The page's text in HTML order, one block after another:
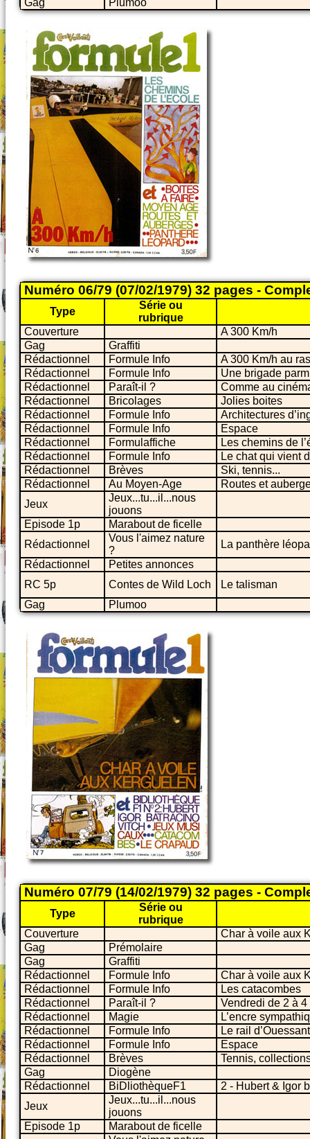
Gag
Plumoo
Numéro 06/79 (07/02/1979) 32 pages -
Type
Série ou
rubrique
Couverture
A 300 Km/h
Gag
Graffiti
Rédactionnel
Formule Info
A 300 Km/h au
Rédactionnel
Formule Info
Une brigade
Rédactionnel
Paraît-il ?
Comme au
Rédactionnel
Bricolages
Jolies boites
Rédactionnel
Formule Info
Architectures
Rédactionnel
Formule Info
Espace
Rédactionnel
Formulaffiche
Les chemins de
Rédactionnel
Formule Info
Le chat qui vient
Rédactionnel
Brèves
Ski, tennis...
Rédactionnel
Au Moyen-Age
Routes et
Jeux
Jeux...tu...il...nous
jouons
Episode 1p
Marabout de ficelle
Rédactionnel
Vous l'aimez nature
?
La panthère
Rédactionnel
Petites annonces
RC 5p
Contes de Wild Loch
Le talisman
Gag
Plumoo
Numéro 07/79 (14/02/1979) 32 pages -
Type
Série ou
rubrique
Couverture
Char à voile aux
Gag
Prémolaire
Gag
Graffiti
Rédactionnel
Formule Info
Char à voile aux
Rédactionnel
Formule Info
Les catacombes
Rédactionnel
Paraît-il ?
Vendredi de 2 à 4
Rédactionnel
Magie
L’encre
Rédactionnel
Formule Info
Le rail d’Ouessant
Rédactionnel
Formule Info
Espace
Rédactionnel
Brèves
Tennis,
Gag
Diogène
Rédactionnel
BiDliothèqueF1
2 - Hubert & Igor
Jeux
Jeux...tu...il...nous
jouons
Episode 1p
Marabout de ficelle